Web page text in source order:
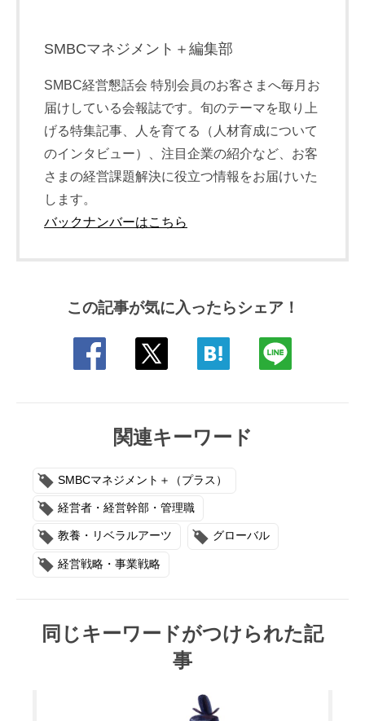
SMBCマネジメント＋編集部
SMBC経営懇話会 特別会員のお客さまへ毎月お
届けしている会報誌です。旬のテーマを取り上
げる特集記事、人を育てる（人材育成について
のインタビュー）、注目企業の紹介など、お客
さまの経営課題解決に役立つ情報をお届けいた
します。
バックナンバーはこちら
この記事が気に入ったらシェア！
関連キーワード
SMBCマネジメント＋（プラス）
経営者・経営幹部・管理職
教養・リベラルアーツ グローバル
経営戦略・事業戦略
同じキーワードがつけられた記
事